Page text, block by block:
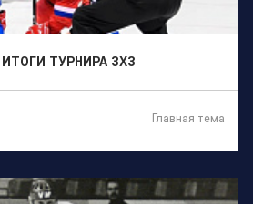
ТУРНИРА 3Х3
Главная тема